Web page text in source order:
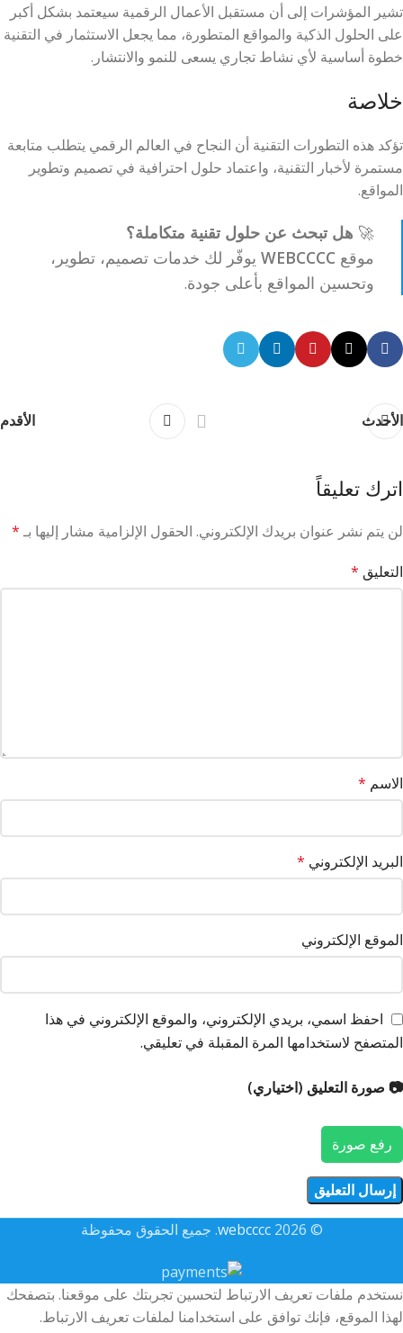
تشير المؤشرات إلى أن مستقبل الأعمال الرقمية سيعتمد بشكل أكبر
على الحلول الذكية والمواقع المتطورة، مما يجعل الاستثمار في التقنية
خطوة أساسية لأي نشاط تجاري يسعى للنمو والانتشار.
خلاصة
تؤكد هذه التطورات التقنية أن النجاح في العالم الرقمي يتطلب متابعة
مستمرة لأخبار التقنية، واعتماد حلول احترافية في تصميم وتطوير
المواقع.
🚀 هل تبحث عن حلول تقنية متكاملة؟
موقع WEBCCCC يوفّر لك خدمات تصميم، تطوير،
وتحسين المواقع بأعلى جودة.
الأحدث الأقدم
اترك تعليقاً
لن يتم نشر عنوان بريدك الإلكتروني. الحقول الإلزامية مشار إليها بـ *
التعليق *
الاسم *
البريد الإلكتروني *
الموقع الإلكتروني
احفظ اسمي، بريدي الإلكتروني، والموقع الإلكتروني في هذا
المتصفح لاستخدامها المرة المقبلة في تعليقي.
📷 صورة التعليق (اختياري)
رفع صورة
© 2026
webcccc. جميع الحقوق محفوظة
نستخدم ملفات تعريف الارتباط لتحسين تجربتك على موقعنا. بتصفحك
لهذا الموقع، فإنك توافق على استخدامنا لملفات تعريف الارتباط.